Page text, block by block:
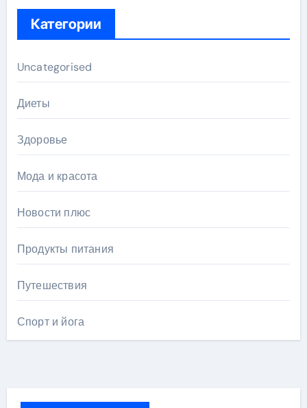
Категории
Uncategorised
Диеты
Здоровье
Мода и красота
Новости плюс
Продукты питания
Путешествия
Спорт и йога